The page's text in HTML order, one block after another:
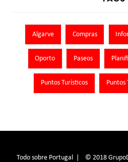
Algarve Compras
Oporto Paseos
Puntos Turísticos Puntos
Todo sobre Portugal | © 2018